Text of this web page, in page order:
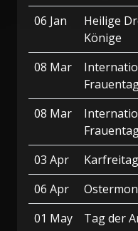
06 Jan
Heilige
Könige
08 Mar
08 Mar
03 Apr
Karfreitag
06 Apr
01 May
Tag der